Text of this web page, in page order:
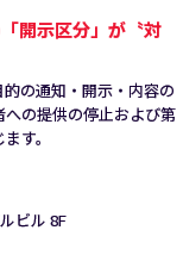
開示区分」が〝対
の通知・開示・内容の
の提供の停止および第
す。
ビル 8F